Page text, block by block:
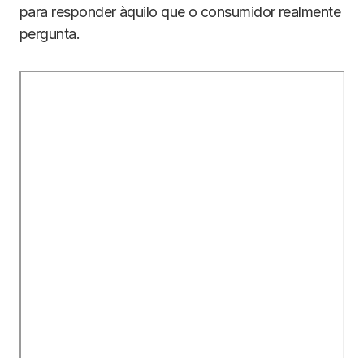
para responder àquilo que o consumidor realmente
pergunta.